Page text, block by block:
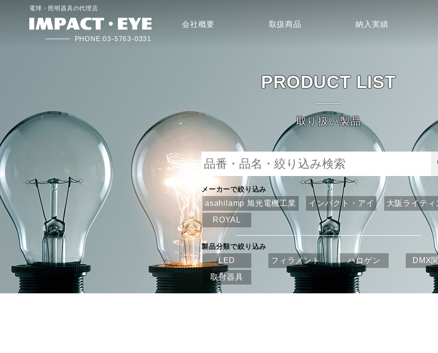
電球・照明器具の代理店
PHONE:03-5763-0331
会社概要 取扱商品 納入実績
PRODUCT LIST
取り扱い製品
メーカーで絞り込み
asahilamp 旭光電機工業 インパクト・アイ
大阪ライティ
ROYAL
製品分類で絞り込み
LED フィラメント ハロゲン
DMX
取付器具